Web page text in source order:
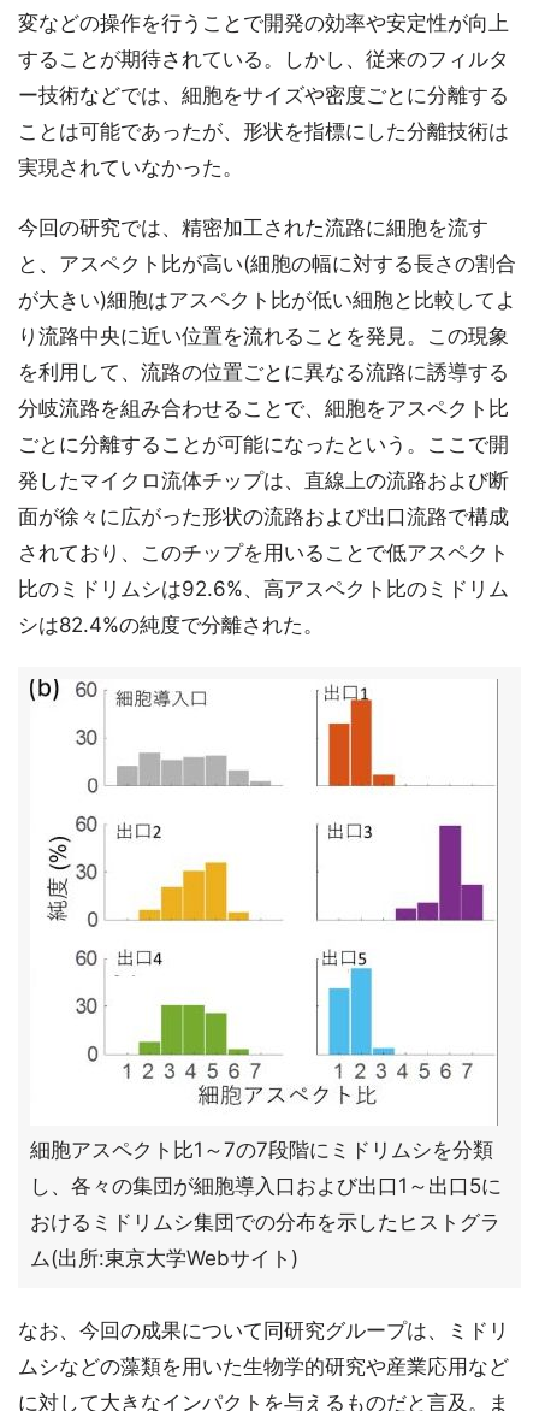
変などの操作を行うことで開発の効率や安定性が向上
することが期待されている。しかし、従来のフィルタ
ー技術などでは、細胞をサイズや密度ごとに分離する
ことは可能であったが、形状を指標にした分離技術は
実現されていなかった。
今回の研究では、精密加工された流路に細胞を流す
と、アスペクト比が高い(細胞の幅に対する長さの割合
が大きい)細胞はアスペクト比が低い細胞と比較してよ
り流路中央に近い位置を流れることを発見。この現象
を利用して、流路の位置ごとに異なる流路に誘導する
分岐流路を組み合わせることで、細胞をアスペクト比
ごとに分離することが可能になったという。ここで開
発したマイクロ流体チップは、直線上の流路および断
面が徐々に広がった形状の流路および出口流路で構成
されており、このチップを用いることで低アスペクト
比のミドリムシは92.6%、高アスペクト比のミドリム
シは82.4%の純度で分離された。
細胞アスペクト比1～7の7段階にミドリムシを分類
し、各々の集団が細胞導入口および出口1～出口5に
おけるミドリムシ集団での分布を示したヒストグラ
ム(出所:東京大学Webサイト)
なお、今回の成果について同研究グループは、ミドリ
ムシなどの藻類を用いた生物学的研究や産業応用など
に対して大きなインパクトを与えるものだと言及。ま